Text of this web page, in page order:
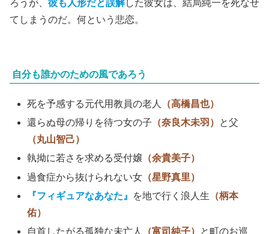
ろうが、 彼も人形だと誤解した彼女は、結局純一を死なせ
てしまうのだ。何という悲恋。
自分も誰かのための風であろう
死を予感する元代用教員の老人
（高橋昌也）
還らぬ母の帰りを待つ女の子 （奈良木未羽）
と父
（丸山智己）
執拗に若さを求める受付嬢 （余貴美子）
過食症から抜けられない女 （星野真里）
『フィギュアなあなた』
を地で行く浪人生 （柄本
佑）
自首したがる孤独な未亡人
（富司純子） と町のお巡